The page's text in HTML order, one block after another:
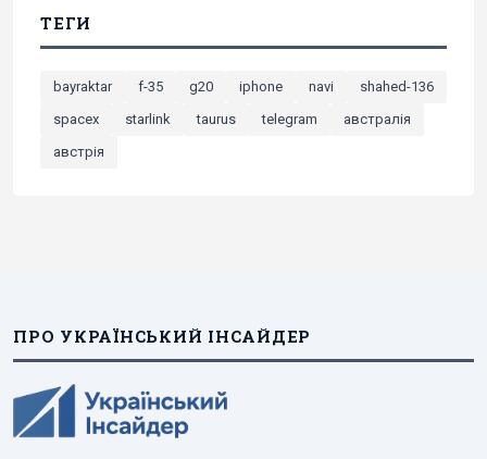
ТЕГИ
bayraktar f-35 g20 iphone navi
shahed-136
spacex
starlink taurus telegram
австралія
австрія
ПРО УКРАЇНСЬКИЙ ІНСАЙДЕР